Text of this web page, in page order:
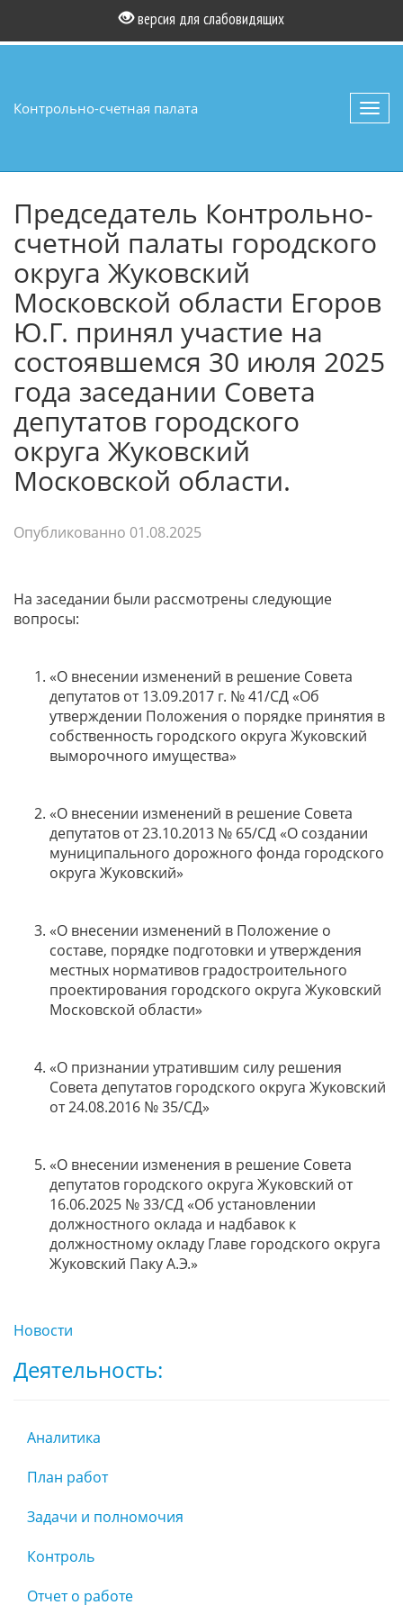
версия для слабовидящих
Контрольно-счетная палата
Председатель Контрольно-
счетной палаты городского
округа Жуковский
Московской области Егоров
Ю.Г. принял участие на
состоявшемся 30 июля 2025
года заседании Совета
депутатов городского
округа Жуковский
Московской области.
Опубликованно 01.08.2025
На заседании были рассмотрены следующие
вопросы:
«О внесении изменений в решение Совета
депутатов от 13.09.2017 г. № 41/СД «Об
утверждении Положения о порядке принятия в
собственность городского округа Жуковский
выморочного имущества»
«О внесении изменений в решение Совета
депутатов от 23.10.2013 № 65/СД «О создании
муниципального дорожного фонда городского
округа Жуковский»
«О внесении изменений в Положение о
составе, порядке подготовки и утверждения
местных нормативов градостроительного
проектирования городского округа Жуковский
Московской области»
«О признании утратившим силу решения
Совета депутатов городского округа Жуковский
от 24.08.2016 № 35/СД»
«О внесении изменения в решение Совета
депутатов городского округа Жуковский от
16.06.2025 № 33/СД «Об установлении
должностного оклада и надбавок к
должностному окладу Главе городского округа
Жуковский Паку А.Э.»
Новости
Деятельность:
Аналитика
План работ
Задачи и полномочия
Контроль
Отчет о работе